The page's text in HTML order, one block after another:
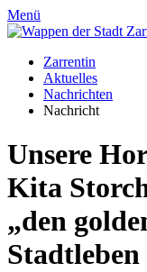
Menü
Zarrentin
Aktuelles
Nachrichten
Nachricht
Unsere
Kita
„den
Stadtleben